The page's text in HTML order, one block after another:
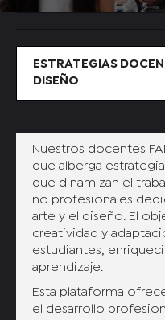
Nuestros docentes
que alberga
que dinamizan el
no profesionales
arte y el diseño. El
creatividad y
estudiantes,
aprendizaje.
Esta plataforma
el desarrollo
ESTRATEGIAS
DISEÑO